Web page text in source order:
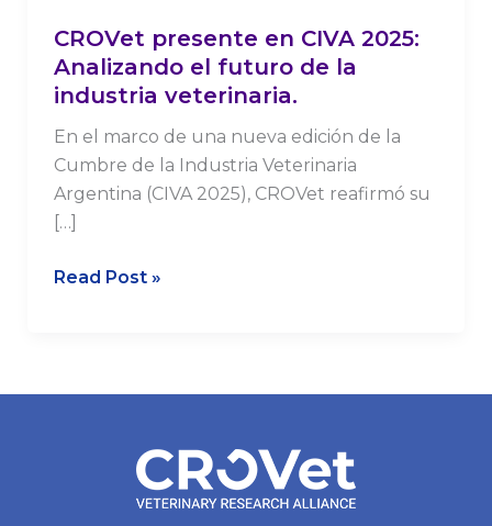
CROVet presente en CIVA 2025:
Analizando el futuro de la
industria veterinaria.
En el marco de una nueva edición de la
Cumbre de la Industria Veterinaria
Argentina (CIVA 2025), CROVet reafirmó su
[…]
Read Post »